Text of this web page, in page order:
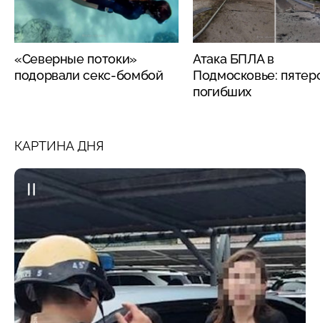
«Северные потоки»
подорвали секс-бомбой
Атака БПЛА в
Подмосковье:
погибших
КАРТИНА ДНЯ